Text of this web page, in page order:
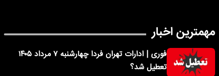
مهمترین اخبار
فوری | ادارات تهران فردا چهارشنبه ۷ مرداد ۱۴۰۵
تعطیل شد؟